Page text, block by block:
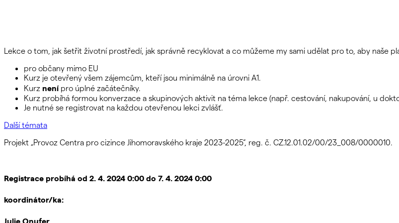
Lekce o tom, jak šetřit životní prostředí, jak správně recyklovat a co můžeme my sami udělat pro to, aby naše
pro občany mimo EU
Kurz je otevřený všem zájemcům, kteří jsou minimálně na úrovni A1.
Kurz není pro úplné začátečníky.
Kurz probíhá formou konverzace a skupinových aktivit na téma lekce (např. cestování, nakupování, u
Je nutné se registrovat na každou otevřenou lekci zvlášť.
Další témata
Projekt „Provoz Centra pro cizince Jihomoravského kraje 2023-2025“, reg. č. CZ.12.01.02/00/23_008/0000010.
Registrace probíhá od 2. 4. 2024 0:00 do 7. 4. 2024 0:00
koordinátor/ka:
Julie Onufer